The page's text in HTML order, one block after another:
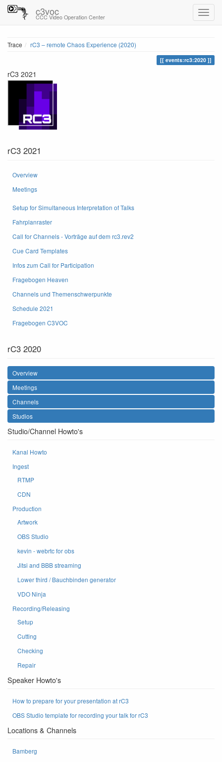
c3voc
CCC Video Operation Center
Trace rC3 – remote Chaos Experience (2020)
events:rc3:2020
rC3 2021
rC3 2021
Overview
Meetings
Setup for Simultaneous Interpretation of Talks
Fahrplanraster
Call for Channels - Vorträge auf dem rc3.rev2
Cue Card Templates
Infos zum Call for Participation
Fragebogen Heaven
Channels und Themenschwerpunkte
Schedule 2021
Fragebogen C3VOC
rC3 2020
Overview
Meetings
Channels
Studios
Studio/Channel Howto's
Kanal Howto
Ingest
RTMP
CDN
Production
Artwork
OBS Studio
kevin - webrtc for obs
Jitsi and BBB streaming
Lower third / Bauchbinden generator
VDO Ninja
Recording/Releasing
Setup
Cutting
Checking
Repair
Speaker Howto's
How to prepare for your presentation at rC3
OBS Studio template for recording your talk for rC3
Locations & Channels
Bamberg